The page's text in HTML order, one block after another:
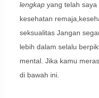
lengkapyang telah saya
kesehatan
seksualitas Jangan
lebih dalam selalu
mental. Jika kamu
di bawah ini.